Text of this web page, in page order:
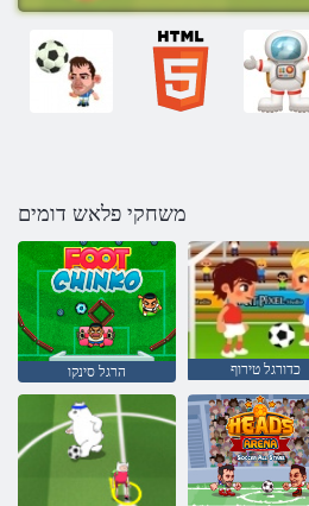
משחקי פלאש דומים
הרגל סינקו כדורגל טירוף